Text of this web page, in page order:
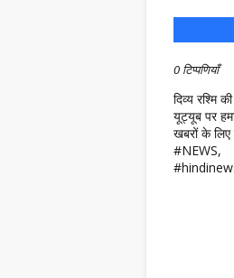
0 टिप्पणियाँ
दिव्य रश्मि
यूट्यूब पर
खबरों के
#NEWS,